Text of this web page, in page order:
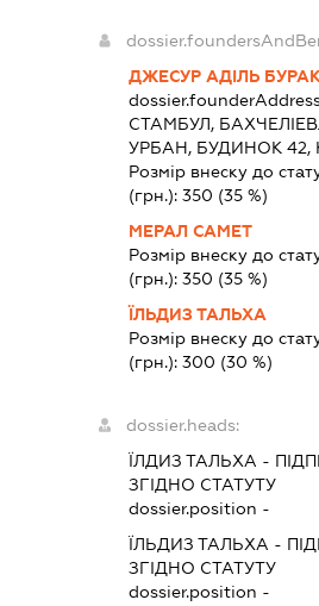
ДЖЕСУР АДІЛЬ БУРАК
СТАМБУЛ,
УРБАН, БУДИНОК 42,
Розмір внеску до
(грн.): 350 (35 %)
МЕРАЛ САМЕТ
Розмір внеску до
(грн.): 350 (35 %)
ЇЛЬДИЗ ТАЛЬХА
Розмір внеску до
(грн.): 300 (30 %)
dossier.heads:
ЇЛДИЗ ТАЛЬХА -
ЗГІДНО СТАТУТУ
dossier.position -
ЇЛЬДИЗ ТАЛЬХА -
ЗГІДНО СТАТУТУ
dossier.position -